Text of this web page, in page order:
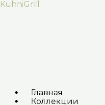
Перейти
KuhniGrill
Главная
Коллекции